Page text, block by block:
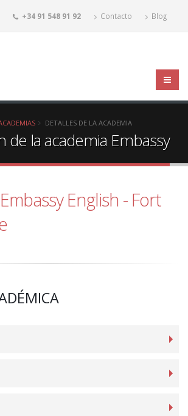
+34 91 548 91 92 Contacto Blog
DETALLES DE LA ACADEMIA
de la academia Embassy
English - Fort